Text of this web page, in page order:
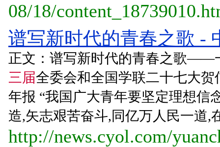
08/18/
谱写新时代的青春之歌 -
正文：谱写新时代的青春之歌——
三届全委会和全国学联二十七大
年报 “我国广大青年要坚定理想信
造,矢志艰苦奋斗,同亿万人民一道,
http://news.cyol.com/